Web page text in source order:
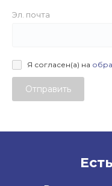
Эл. почта
Я согласен(а) на
Отправить